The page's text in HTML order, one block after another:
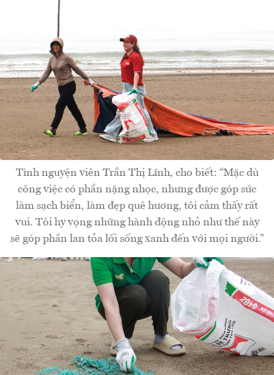
Tình nguyện viên Trần Thị Lĩnh, cho biết: “Mặc dù
công việc có phần nặng nhọc, nhưng được góp sức
làm sạch biển, làm đẹp quê hương, tôi cảm thấy rất
vui. Tôi hy vọng những hành động nhỏ như thế này
sẽ góp phần lan tỏa lối sống xanh đến với mọi người.”